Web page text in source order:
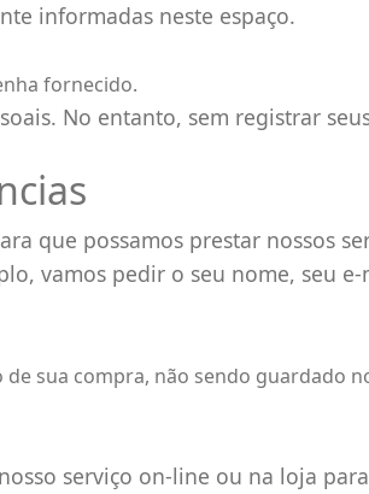
informadas neste espaço.
fornecido.
No entanto, sem registrar
que possamos prestar nossos
vamos pedir o seu nome, seu
sua compra, não sendo guardado
serviço on-line ou na loja